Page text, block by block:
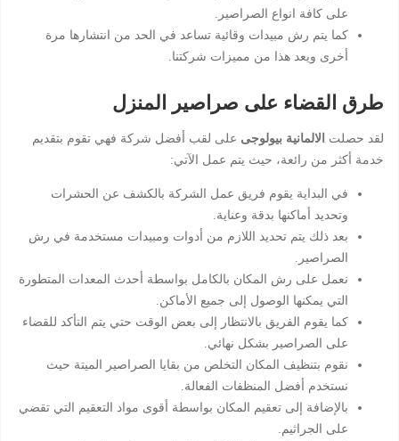
على كافة انواع الصراصير.
كما يتم رش مبيدات وقائية تساعد في الحد من انتشارها مرة
أخرى ويعد هذا من مميزات شركتنا.
طرق القضاء على صراصير المنزل
لقد حصلت الالمانية بيولوجى على لقب أفضل شركة فهي تقوم بتقديم
خدمة أكثر من رائعة، حيث يتم عمل الآتي:
في البداية يقوم فريق عمل الشركة بالكشف عن الحشرات
وتحديد أماكنها بدقة وعناية.
بعد ذلك يتم تحديد اللازم من أدوات ومبيدات مستخدمة في رش
الصراصير.
نعمل على رش المكان بالكامل بواسطة أحدث المعدات المتطورة
التي يمكنها الوصول إلى جميع الأماكن.
كما يقوم الفريق بالانتظار إلى بعض الوقت حتي يتم التأكد للقضاء
على الصراصير بشكل نهائي.
نقوم بتنظيف المكان التخلص من بقايا الصراصير الميتة حيث
نستخدم أفضل المنظفات الفعالة.
بالإضافة إلى تعقيم المكان بواسطة أقوى مواد التعقيم التي تقضي
على الجراثيم.